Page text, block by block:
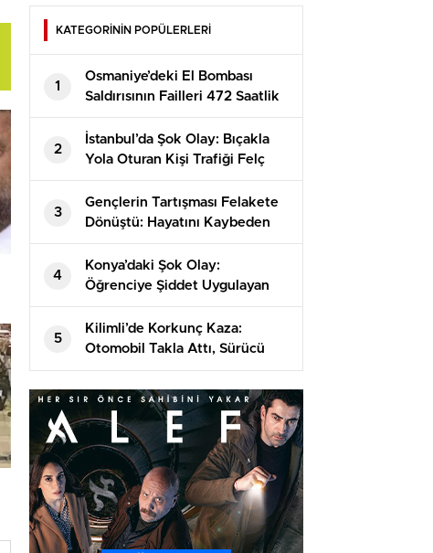
KATEGORİNİN POPÜLERLERİ
1
Osmaniye’deki El Bombası
Saldırısının Failleri 472 Saatlik
Kamera İncelemesiyle
Yakalandı!
2
İstanbul’da Şok Olay: Bıçakla
Yola Oturan Kişi Trafiği Felç
Etti!
3
Gençlerin Tartışması Felakete
Dönüştü: Hayatını Kaybeden
Alperen’in Dramı
4
Konya’daki Şok Olay:
Öğrenciye Şiddet Uygulayan
Görevli Tutuklandı!
5
Kilimli’de Korkunç Kaza:
Otomobil Takla Attı, Sürücü
Ağır Yaralı